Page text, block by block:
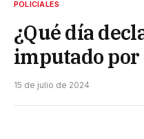
POLICIALES
¿Qué día
imputado por
15 de julio de 2024